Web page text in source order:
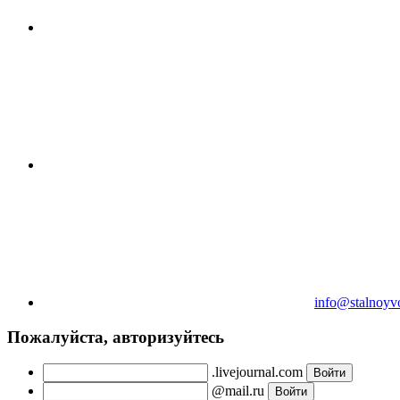
Пожалуйста, авторизуйтесь
.livejournal.com
@mail.ru